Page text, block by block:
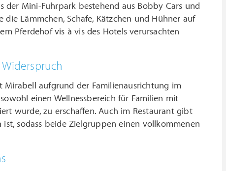
der Mini-Fuhrpark bestehend aus Bobby Cars und
Lämmchen, Schafe, Kätzchen und Hühner auf
Pferdehof vis à vis des Hotels verursachten
Mirabell aufgrund der Familienausrichtung im
einen Wellnessbereich für Familien mit
wurde, zu erschaffen. Auch im Restaurant gibt
ist, sodass beide Zielgruppen einen vollkommenen